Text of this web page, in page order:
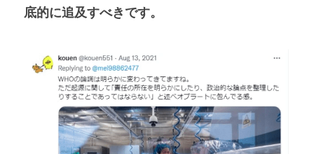
底的に追及すべきです。